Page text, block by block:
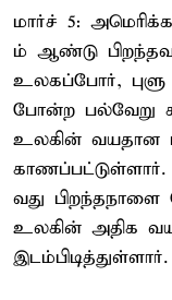
மார்ச் 5:
ம் ஆண்டு
உலகப்போர்,
போன்ற பல்வேறு
உலகின் வயதான
வது
உலகின் அதிக
இடம்பிடித்துள்ளார்.